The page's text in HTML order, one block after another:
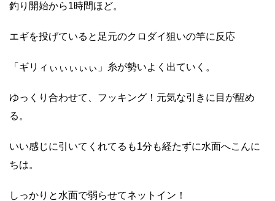
釣り開始から1時間ほど。
エギを投げていると足元のクロダイ狙いの竿に反応
「ギリィぃぃぃぃぃ」糸が勢いよく出ていく。
ゆっくり合わせて、フッキング！元気な引きに目が醒め
る。
いい感じに引いてくれてるも1分も経たずに水面へこんに
ちは。
しっかりと水面で弱らせてネットイン！